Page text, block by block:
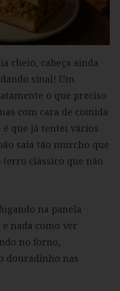
cheio, cabeça ainda
sinal! Um
o que preciso
com cara de comida
é que já tentei vários
saia tão murcho que
(erro clássico que não
na panela
nada como ver
no forno,
douradinho nas